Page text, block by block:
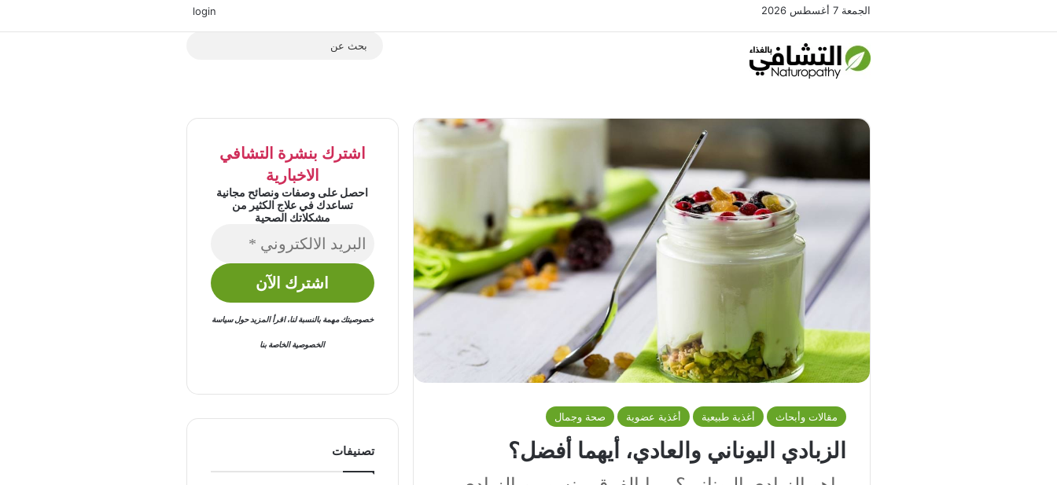
الجمعة 7 أغسطس 2026 انستقرام
login
مقالات وأبحاث أغذية طبيعية أغذية عضوية صحة وجمال
الزبادي اليوناني والعادي، أيهما أفضل؟
اشترك بنشرة التشافي
الاخبارية
احصل على وصفات ونصائح مجانية
تساعدك في علاج الكثير من
مشكلاتك الصحية
خصوصيتك مهمة بالنسبة لنا،اقرأ المزيد حولسياسة
الخصوصيةالخاصة بنا
تصنيفات